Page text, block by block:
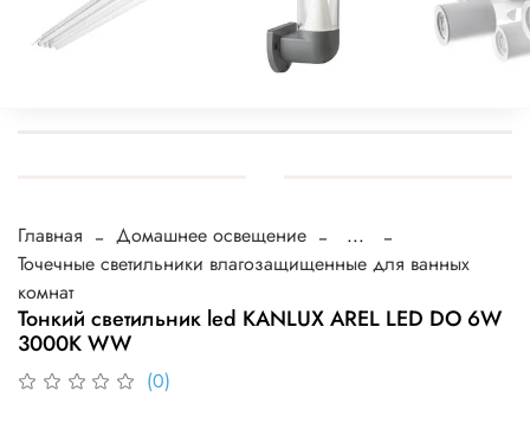
Главная Домашнее освещение
...
Точечные светильники влагозащищенные для ванных
комнат
Тонкий светильник led KANLUX AREL LED DO 6W
3000К WW
(0)